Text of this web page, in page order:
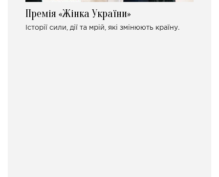
Премія «Жінка України»
Історії сили, дії та мрій, які змінюють країну.